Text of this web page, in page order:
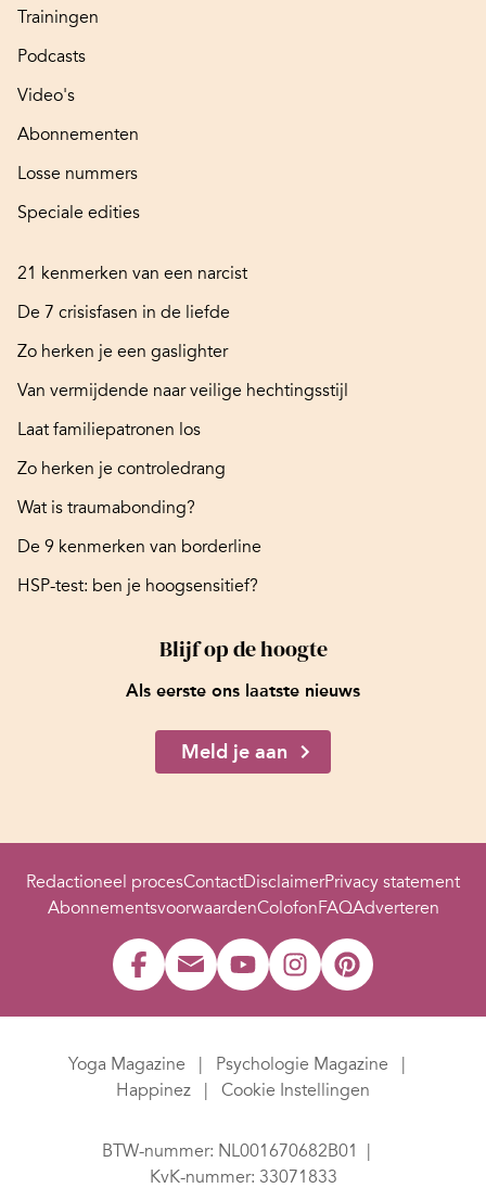
Trainingen
Podcasts
Video's
Abonnementen
Losse nummers
Speciale edities
21 kenmerken van een narcist
De 7 crisisfasen in de liefde
Zo herken je een gaslighter
Van vermijdende naar veilige hechtingsstijl
Laat familiepatronen los
Zo herken je controledrang
Wat is traumabonding?
De 9 kenmerken van borderline
HSP-test: ben je hoogsensitief?
Blijf op de hoogte
Als eerste ons laatste nieuws
Meld je aan
Redactioneel procesContactDisclaimerPrivacy statement
AbonnementsvoorwaardenColofonFAQAdverteren
Yoga Magazine
Psychologie Magazine
Happinez
Cookie Instellingen
BTW-nummer: NL001670682B01
KvK-nummer: 33071833